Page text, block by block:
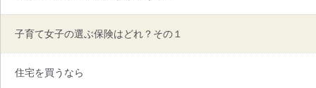
子育て女子の選ぶ保険はどれ？その１
住宅を買うなら